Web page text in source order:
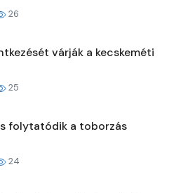
26
várják a kecskeméti
25
folytatódik a toborzás
24